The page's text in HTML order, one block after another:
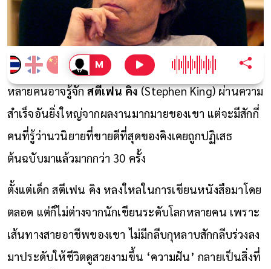
หลายคนอาจรู้จักสตีเฟน คิง(Stephen King) ผ่านความ
สำเร็จอันยิ่งใหญ่จากผลงานมากมายของเขา แต่จะมีสักกี่
คนที่รู้ว่านวนิยายที่ขายดีที่สุดของคิงเคยถูกปฏิเสธ
ต้นฉบับมาแล้วมากกว่า 30 ครั้ง
ตั้งแต่เด็ก สตีเฟน คิง หลงใหลในการเขียนหนังสือมาโดย
ตลอด แต่ก็ไม่ต่างจากนักเขียนระดับโลกหลายคน เพราะ
เส้นทางสายอาชีพของเขา ไม่มีกลีบกุหลาบสักกลีบร่วงลง
มาประดับให้ชีวิตดูสวยงามขึ้น ‘ความฝัน’ กลายเป็นสิ่งที่